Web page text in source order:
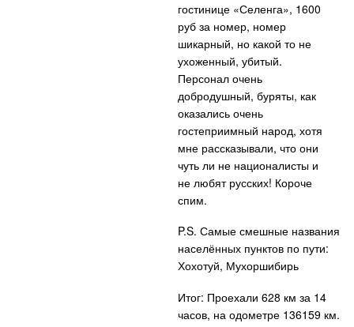
гостинице «Селенга», 1600
руб за номер, номер
шикарный, но какой то не
ухоженный, убитый.
Персонал очень
добродушный, буряты, как
оказались очень
гостеприимный народ, хотя
мне рассказывали, что они
чуть ли не националисты и
не любят русских! Короче
спим.
P.S. Самые смешные названия
населённых пунктов по пути:
Хохотуй, Мухоршибирь
Итог: Проехали 628 км за 14
часов, на одометре 136159 км.